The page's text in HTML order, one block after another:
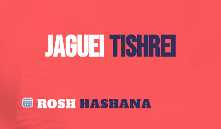
JAGUEITISHREI
ROSH HASHANA